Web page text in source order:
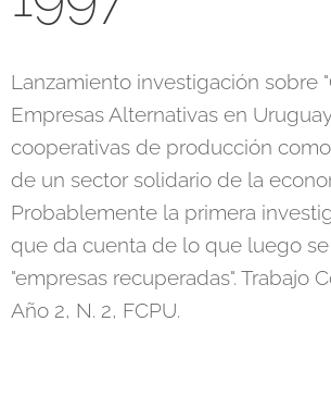
Lanzamiento investigación sobre
Empresas Alternativas en
cooperativas de producción
de un sector solidario de la
Probablemente la primera
que da cuenta de lo que luego
"empresas recuperadas". Trabajo
Año 2, N. 2, FCPU.